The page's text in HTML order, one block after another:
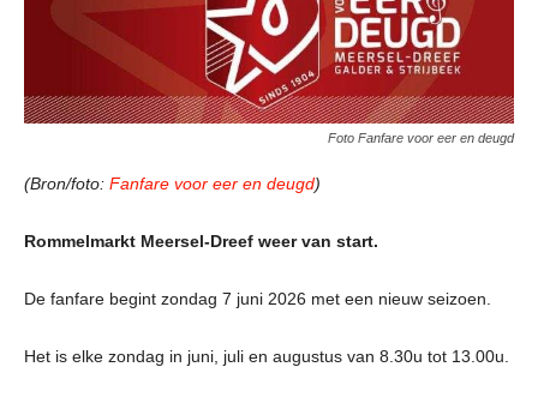
Foto Fanfare voor eer en deugd
(Bron/foto: Fanfare voor eer en deugd)
Rommelmarkt Meersel-Dreef weer van start.
De fanfare begint zondag 7 juni 2026 met een nieuw seizoen.
Het is elke zondag in juni, juli en augustus van 8.30u tot 13.00u.